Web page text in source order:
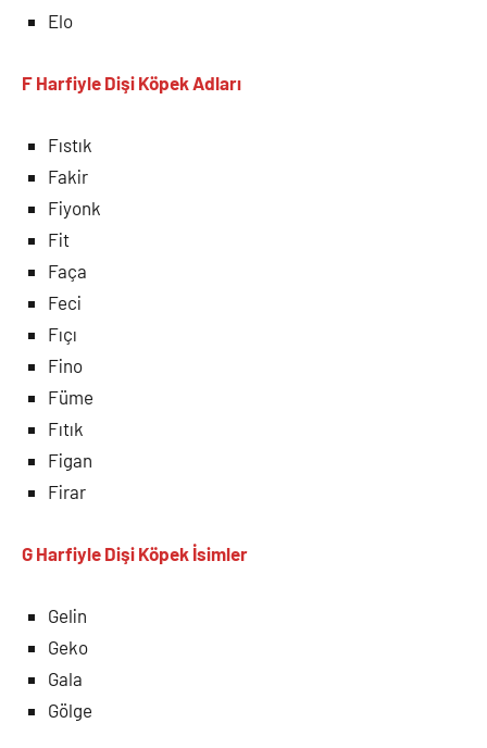
Elo
F Harfiyle Dişi Köpek Adları
Fıstık
Fakir
Fiyonk
Fit
Faça
Feci
Fıçı
Fino
Füme
Fıtık
Figan
Firar
G Harfiyle Dişi Köpek İsimler
Gelin
Geko
Gala
Gölge